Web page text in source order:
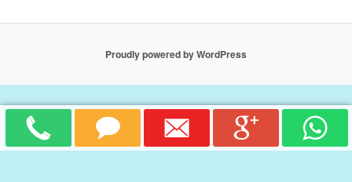
Proudly powered by WordPress